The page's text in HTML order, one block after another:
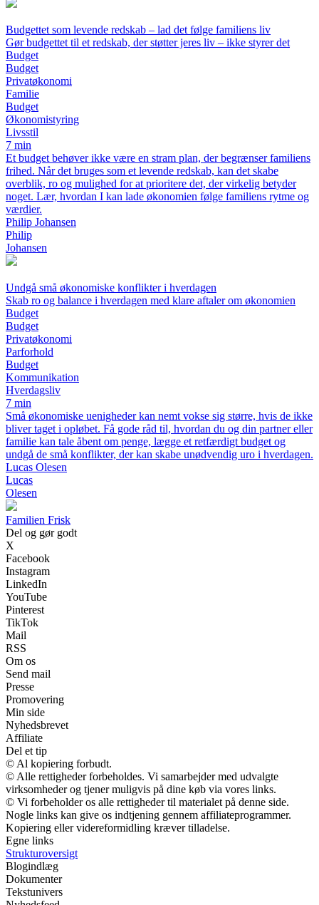
Budgettet som levende redskab – lad det følge familiens liv
Gør budgettet til et redskab, der støtter jeres liv – ikke styrer det
Budget
Budget
Privatøkonomi
Familie
Budget
Økonomistyring
Livsstil
7 min
Et budget behøver ikke være en stram plan, der begrænser familiens
frihed. Når det bruges som et levende redskab, kan det skabe
overblik, ro og mulighed for at prioritere det, der virkelig betyder
noget. Lær, hvordan I kan lade økonomien følge familiens rytme og
værdier.
Philip Johansen
Philip
Johansen
Undgå små økonomiske konflikter i hverdagen
Skab ro og balance i hverdagen med klare aftaler om økonomien
Budget
Budget
Privatøkonomi
Parforhold
Budget
Kommunikation
Hverdagsliv
7 min
Små økonomiske uenigheder kan nemt vokse sig større, hvis de ikke
bliver taget i opløbet. Få gode råd til, hvordan du og din partner eller
familie kan tale åbent om penge, lægge et retfærdigt budget og
undgå de små konflikter, der kan skabe unødvendig uro i hverdagen.
Lucas Olesen
Lucas
Olesen
Familien Frisk
Del og gør godt
X
Facebook
Instagram
LinkedIn
YouTube
Pinterest
TikTok
Mail
RSS
Om os
Send mail
Presse
Promovering
Min side
Nyhedsbrevet
Affiliate
Del et tip
© Al kopiering forbudt.
© Alle rettigheder forbeholdes. Vi samarbejder med udvalgte
virksomheder og tjener muligvis på dine køb via vores links.
© Vi forbeholder os alle rettigheder til materialet på denne side.
Nogle links kan give os indtjening gennem affiliateprogrammer.
Kopiering eller videreformidling kræver tilladelse.
Egne links
Strukturoversigt
Blogindlæg
Dokumenter
Tekstunivers